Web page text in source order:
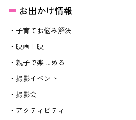
お出かけ情報
・子育てお悩み解決
・映画上映
・親子で楽しめる
・撮影イベント
・撮影会
・アクティビティ